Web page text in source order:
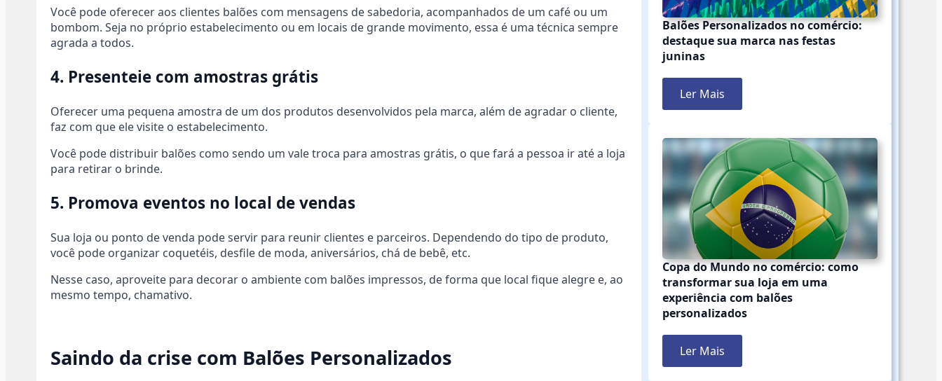
Você pode oferecer aos clientes balões com mensagens de sabedoria, acompanhados de um café ou um
bombom. Seja no próprio estabelecimento ou em locais de grande movimento, essa é uma técnica sempre
agrada a todos.
4. Presenteie com amostras grátis
Oferecer uma pequena amostra de um dos produtos desenvolvidos pela marca, além de agradar o cliente,
faz com que ele visite o estabelecimento.
Você pode distribuir balões como sendo um vale troca para amostras grátis, o que fará a pessoa ir até a loja
para retirar o brinde.
5. Promova eventos no local de vendas
Sua loja ou ponto de venda pode servir para reunir clientes e parceiros. Dependendo do tipo de produto,
você pode organizar coquetéis, desfile de moda, aniversários, chá de bebê, etc.
Nesse caso, aproveite para decorar o ambiente com balões impressos, de forma que local fique alegre e, ao
mesmo tempo, chamativo.
Saindo da crise com Balões Personalizados
Balões Personalizados no comércio:
destaque sua marca nas festas
juninas
Ler Mais
Copa do Mundo no comércio: como
transformar sua loja em uma
experiência com balões
personalizados
Ler Mais